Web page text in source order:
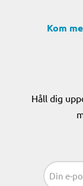
Kom
Håll dig